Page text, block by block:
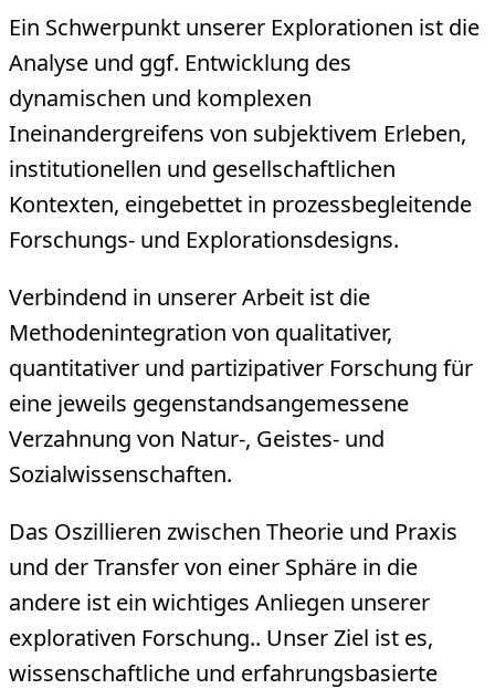
Ein Schwerpunkt unserer Explorationen ist die
Analyse und ggf. Entwicklung des
dynamischen und komplexen
Ineinandergreifens von subjektivem Erleben,
institutionellen und gesellschaftlichen
Kontexten, eingebettet in prozessbegleitende
Forschungs- und Explorationsdesigns.
Verbindend in unserer Arbeit ist die
Methodenintegration von qualitativer,
quantitativer und partizipativer Forschung für
eine jeweils gegenstandsangemessene
Verzahnung von Natur-, Geistes- und
Sozialwissenschaften.
Das Oszillieren zwischen Theorie und Praxis
und der Transfer von einer Sphäre in die
andere ist ein wichtiges Anliegen unserer
explorativen Forschung.. Unser Ziel ist es,
wissenschaftliche und erfahrungsbasierte